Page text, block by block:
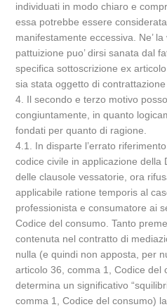
individuati in modo chiaro e
essa potrebbe essere
manifestamente eccessiva. Ne’ la
pattuizione puo’ dirsi sanata dal
specifica sottoscrizione ex
sia stata oggetto di contrattazione
4. Il secondo e terzo motivo
congiuntamente, in quanto
fondati per quanto di ragione.
4.1. In disparte l’errato
codice civile in applicazione della
delle clausole vessatorie, ora
applicabile ratione temporis al
professionista e consumatore ai
Codice del consumo. Tanto
contenuta nel contratto di
nulla (e quindi non apposta, per
articolo 36, comma 1, Codice del
determina un significativo
comma 1, Codice del consumo)